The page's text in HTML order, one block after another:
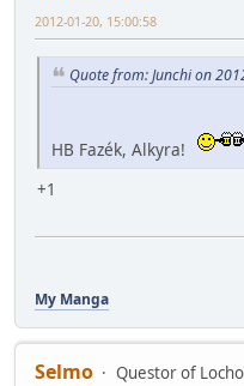
2012-01-20, 15:00:58
Quote from: Junchi on
HB Fazék, Alkyra!
+1
My Manga
Selmo Questor of